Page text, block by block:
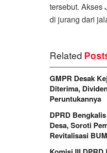
tersebut. Akses
di jurang dari
Related
GMPR Desak
Diterima,
Peruntukannya
DPRD
Desa, Soroti
Revitalisasi